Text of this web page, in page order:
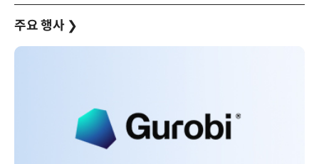
주요 행사 ❯